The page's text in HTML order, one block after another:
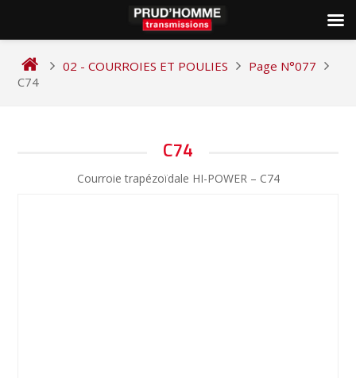
content
02 - COURROIES ET POULIES
Page N°077
C74
C74
Courroie trapézoïdale HI-POWER – C74